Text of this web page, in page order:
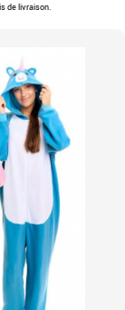
de livraison.